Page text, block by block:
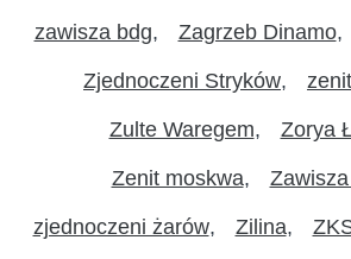
zawisza bdg Zagrzeb Dinamo
Zjednoczeni Stryków
Zulte Waregem Zorya
Zenit moskwa
zjednoczeni żarów Zilina